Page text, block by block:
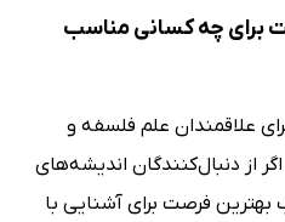
برای چه کسانی مناسب
علاقمندان علم فلسفه و
دنبال‌کنندگان اندیشه‌های
فرصت برای آشنایی با